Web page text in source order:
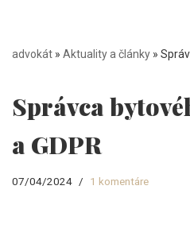
advokát » Aktuality a články »
Správca
a GDPR
07/04/2024 1 komentáre